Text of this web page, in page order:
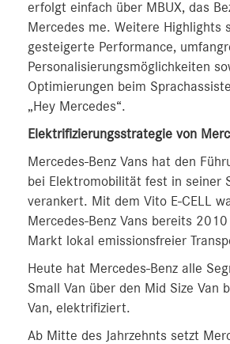
erfolgt einfach über MBUX, das
Mercedes me. Weitere Highlights
gesteigerte Performance,
Personalisierungsmöglichkeiten
Optimierungen beim
„Hey Mercedes“.
Elektrifizierungsstrategie von
Mercedes‑Benz Vans hat den
bei Elektromobilität fest in seiner
verankert. Mit dem Vito E-CELL
Mercedes‑Benz Vans bereits
Markt lokal emissionsfreier
Heute hat Mercedes-Benz alle
Small Van über den Mid Size Van
Van, elektrifiziert.
Ab Mitte des Jahrzehnts setzt